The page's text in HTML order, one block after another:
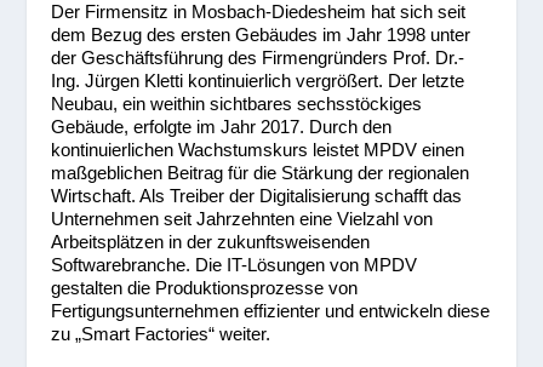
Der Firmensitz in Mosbach-Diedesheim hat sich seit
dem Bezug des ersten Gebäudes im Jahr 1998 unter
der Geschäftsführung des Firmengründers Prof. Dr.-
Ing. Jürgen Kletti kontinuierlich vergrößert. Der letzte
Neubau, ein weithin sichtbares sechsstöckiges
Gebäude, erfolgte im Jahr 2017. Durch den
kontinuierlichen Wachstumskurs leistet MPDV einen
maßgeblichen Beitrag für die Stärkung der regionalen
Wirtschaft. Als Treiber der Digitalisierung schafft das
Unternehmen seit Jahrzehnten eine Vielzahl von
Arbeitsplätzen in der zukunftsweisenden
Softwarebranche. Die IT-Lösungen von MPDV
gestalten die Produktionsprozesse von
Fertigungsunternehmen effizienter und entwickeln diese
zu „Smart Factories“ weiter.